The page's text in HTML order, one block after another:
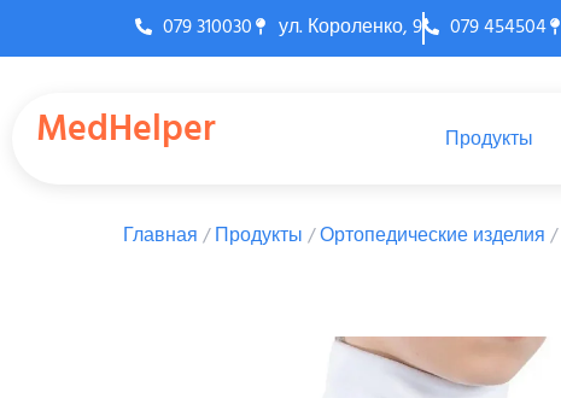
079 310030 ул. Короленко, 9 079 454504
MedHelper Продукты
Главная/Продукты/Ортопедические изделия/